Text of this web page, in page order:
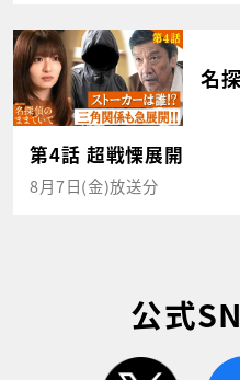
名
第4話 超戦慄展開
8月7日(金)放送分
公式
twitter